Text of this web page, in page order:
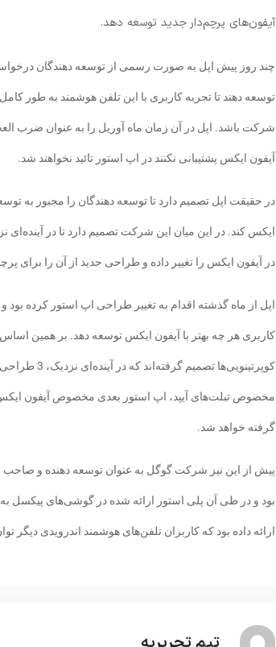
آیفون‌های پرچم‌دار جدید توسعه دهد.
چند روز پیش اپل به صورت رسمی از توسعه دهندگان
توسعه دهند تا تجربه کاربری با این تلفن هوشمند به طور
شرکت باشد. اپل در آن زمان ماه آوریل را به عنوان ضرب
آیفون ایکس پشتیبانی نکنند در اپ استور تائید نخواهند شد.
در حقیقت اپل تصمیم دارد تا توسعه دهندگان را مجبور به
ایکس کند. در این میان این شرکت تصمیم دارد تا در
در آیفون ایکس را تغییر داده و طراحی حدید از آن را برای
اپل از ماه گذشته اقدام به تغییر طراحی اپ استور کرده بود
کاربری هر چه بهتر با آیفون ایکس توسعه دهد. بر همین
کوپرتینویی‌ها
مخصوص تبلت‌های آیپد، اپ استور بعدی مخصوص آیفون ایکس
گرفته خواهد شد.
پیش از این نیز شرکت گوگل به عنوان توسعه دهنده و صاحب
بود و در طی آن پلی استور ارائه شده در گوشی‌های پیکسل به
ارائه داده بود که کاربران تلفن‌های هوشمند اندرویدی دیگر